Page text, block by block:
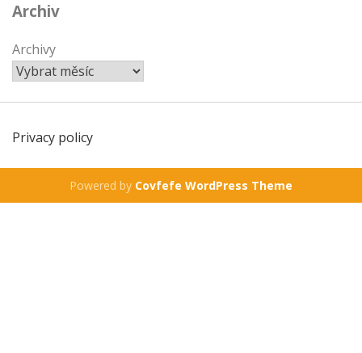
Archiv
Archivy
Privacy policy
Powered by Covfefe WordPress Theme